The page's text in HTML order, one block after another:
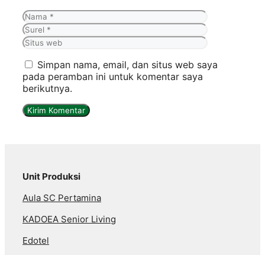
Nama
Simpan nama, email, dan situs web saya
pada peramban ini untuk komentar saya
berikutnya.
Unit Produksi
Aula SC Pertamina
KADOEA Senior Living
Edotel